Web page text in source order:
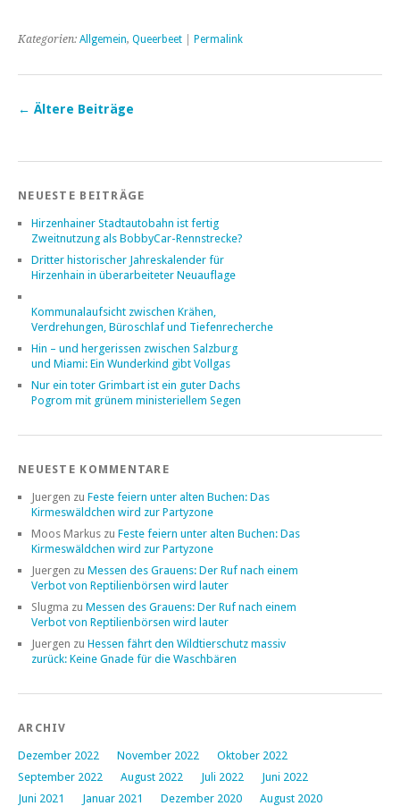
Kategorien: Allgemein, Queerbeet Permalink
← Ältere Beiträge
NEUESTE BEITRÄGE
Hirzenhainer Stadtautobahn ist fertig
Zweitnutzung als BobbyCar-Rennstrecke?
Dritter historischer Jahreskalender für
Hirzenhain in überarbeiteter Neuauflage
Kommunalaufsicht zwischen Krähen,
Verdrehungen, Büroschlaf und Tiefenrecherche
Hin – und hergerissen zwischen Salzburg
und Miami: Ein Wunderkind gibt Vollgas
Nur ein toter Grimbart ist ein guter Dachs
Pogrom mit grünem ministeriellem Segen
NEUESTE KOMMENTARE
Juergen zu Feste feiern unter alten Buchen: Das
Kirmeswäldchen wird zur Partyzone
Moos Markus zu Feste feiern unter alten Buchen: Das
Kirmeswäldchen wird zur Partyzone
Juergen zu Messen des Grauens: Der Ruf nach einem
Verbot von Reptilienbörsen wird lauter
Slugma zu Messen des Grauens: Der Ruf nach einem
Verbot von Reptilienbörsen wird lauter
Juergen zu Hessen fährt den Wildtierschutz massiv
zurück: Keine Gnade für die Waschbären
ARCHIV
Dezember 2022 November 2022
Oktober 2022
September 2022
August 2022 Juli 2022
Juni 2022
Juni 2021
Januar 2021 Dezember 2020
August 2020